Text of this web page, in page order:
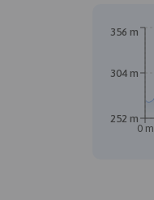
0 m
252 m
304 m
356 m